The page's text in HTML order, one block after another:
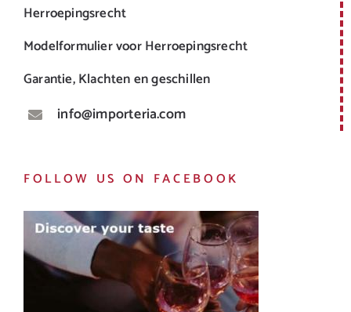
Herroepingsrecht
Modelformulier voor Herroepingsrecht
Garantie, Klachten en geschillen
info@importeria.com
FOLLOW US ON FACEBOOK